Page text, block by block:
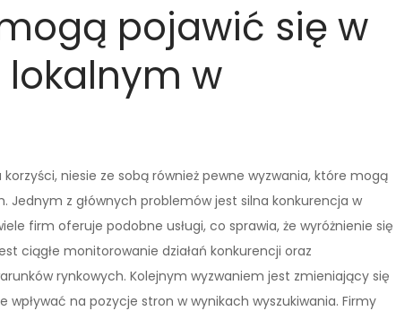
pojawić się w
w
niesie ze sobą również pewne wyzwania, które mogą
Jednym z głównych problemów jest silna konkurencja w
firm oferuje podobne usługi, co sprawia, że wyróżnienie się
ciągłe monitorowanie działań konkurencji oraz
rynkowych. Kolejnym wyzwaniem jest zmieniający się
na pozycje stron w wynikach wyszukiwania. Firmy